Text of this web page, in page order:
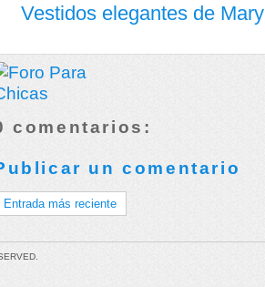
Vestidos elegantes de
comentarios:
un comentario
Entrada más reciente